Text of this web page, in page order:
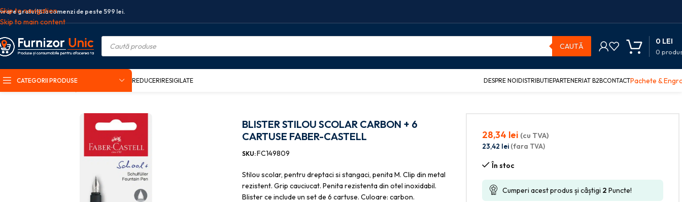
Skip to navigation
Skip to main content
gratuită la comenzi de peste 599 lei.
CAUTĂ
0
0 LEI
CATEGORII PRODUSE REDUCERIRESIGILATE DESPRE NOIDISTRIBUTIEPARTENERIAT B2BCONTACTPachete &
BLISTER STILOU SCOLAR CARBON + 6
CARTUSE FABER-CASTELL
SKU:FC149809
Stilou scolar, pentru dreptaci si stangaci, penita M. Clip din metal
rezistent. Grip cauciucat. Penita rezistenta din otel inoxidabil.
Blister ce include un set de 6 cartuse. Culoare: carbon.
28,34 lei (cu TVA)
23,42 lei (fara TVA)
În stoc
Cumperi acest produs și câștigi 2 Puncte!